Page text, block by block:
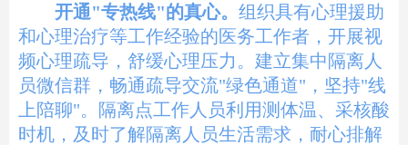
开通"专热线"的真心。组织具有心理援助
和心理治疗等工作经验的医务工作者，开展视
频心理疏导，舒缓心理压力。建立集中隔离人
员微信群，畅通疏导交流"绿色通道"，坚持"线
上陪聊"。隔离点工作人员利用测体温、采核酸
时机，及时了解隔离人员生活需求，耐心排解